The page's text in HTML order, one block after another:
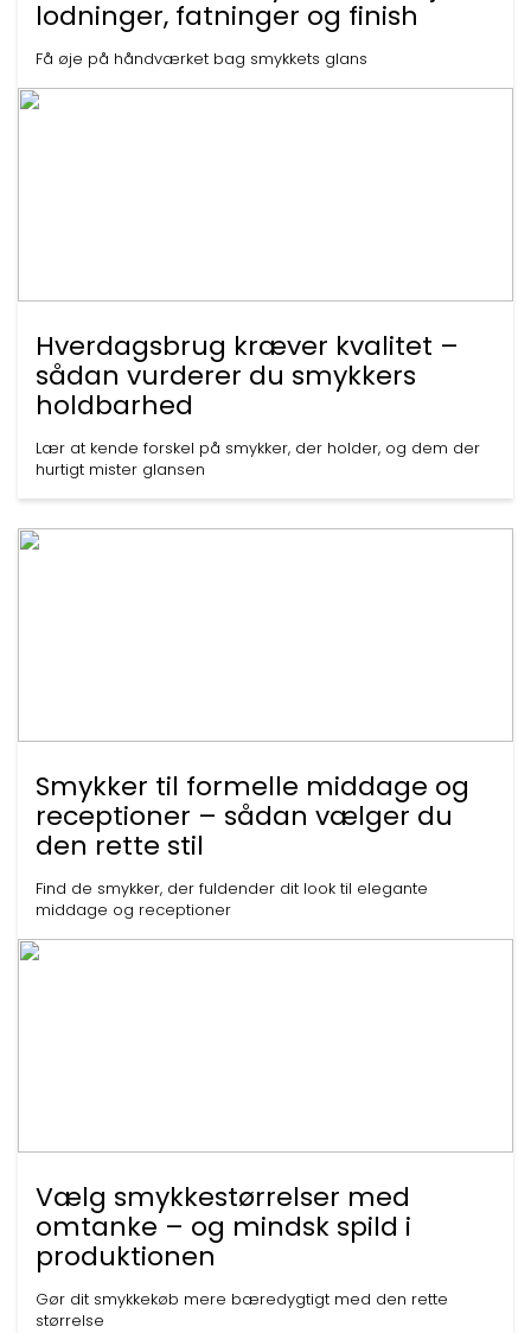
lodninger, fatninger og finish
Få øje på håndværket bag smykkets glans
Hverdagsbrug kræver kvalitet –
sådan vurderer du smykkers
holdbarhed
Lær at kende forskel på smykker, der holder, og dem der
hurtigt mister glansen
Smykker til formelle middage og
receptioner – sådan vælger du
den rette stil
Find de smykker, der fuldender dit look til elegante
middage og receptioner
Vælg smykkestørrelser med
omtanke – og mindsk spild i
produktionen
Gør dit smykkekøb mere bæredygtigt med den rette
størrelse